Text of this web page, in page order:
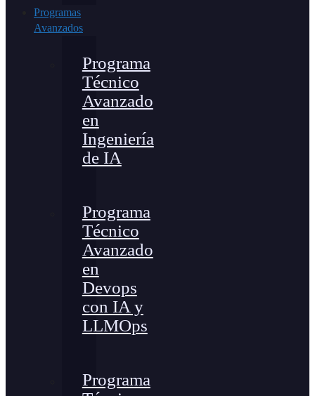
Programas
Avanzados
Programa
Técnico
Avanzado
en
Ingeniería
de IA
Programa
Técnico
Avanzado
en
Devops
con IA y
LLMOps
Programa